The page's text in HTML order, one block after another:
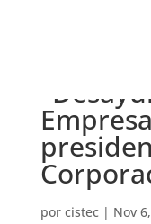
por cistec| Nov